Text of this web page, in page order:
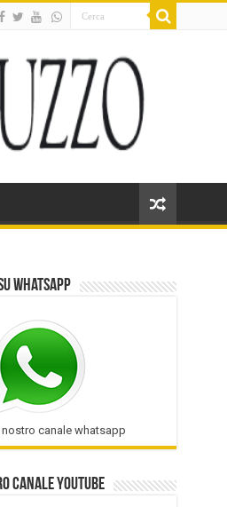
Whatsapp
canale whatsapp
Canale Youtube